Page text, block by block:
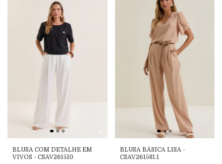
BLUSA COM DETALHE EM
VIVOS - CSAV261510
BLUSA BÁSICA LISA -
CSAV261581.1